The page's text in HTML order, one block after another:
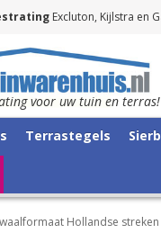
Excluton, Kijlstra en
voor uw tuin en terras!
Terrastegels
Hollandse streken